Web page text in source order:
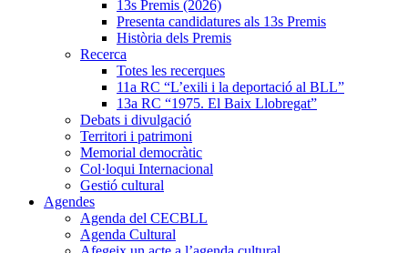
13s Premis (2026)
Presenta candidatures als 13s Premis
Història dels Premis
Recerca
Totes les recerques
11a RC “L’exili i la deportació al BLL”
13a RC “1975. El Baix Llobregat”
Debats i divulgació
Territori i patrimoni
Memorial democràtic
Col·loqui Internacional
Gestió cultural
Agendes
Agenda del CECBLL
Agenda Cultural